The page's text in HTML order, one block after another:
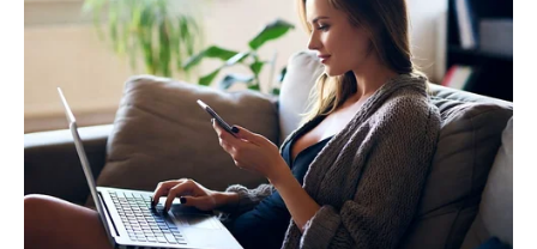
Ljubav
Ako ste u vezi, dolazi zbližavanje, razumevanje i obnova
poverenja. Mogući su ozbiljni planovi za budućnost.
Ako ste slobodni, dolazi poznanstvo koje ima sudbinski
ton. Neko ko vas vidi, razume i prihvata bez potrebe da